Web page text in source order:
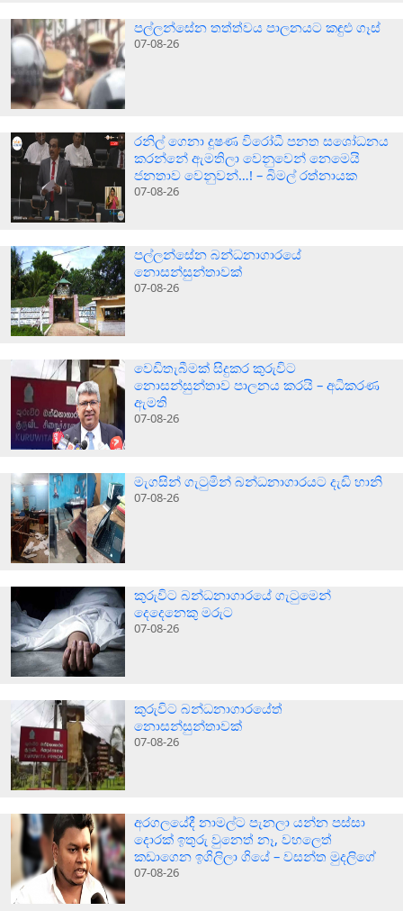
පල්ලන්සේන තත්ත්වය පාලනයට කඳුළු ගෑස්
07-08-26
රනිල් ගෙනා දූෂණ විරෝධී පනත සශෝධනය
කරන්නේ ඇමතිලා වෙනුවෙන් නෙමෙයි
ජනතාව වෙනුවන්…! – බිමල් රත්නායක
07-08-26
පල්ලන්සේන බන්ධනාගාරයේ
නොසන්සුන්තාවක්
07-08-26
වෙඩිතැබීමක් සිදුකර කුරුවිට
නොසන්සුන්තාව පාලනය කරයි – අධිකරණ
ඇමති
07-08-26
මැගසින් ගැටුමින් බන්ධනාගාරයට දැඩි හානි
07-08-26
කුරුවිට බන්ධනාගාරයේ ගැටුමෙන්
දෙදෙනෙකු මරුට
07-08-26
කුරුවිට බන්ධනාගාරයේත්
නොසන්සුන්තාවක්
07-08-26
අරගලයේදී නාමල්ට පැනලා යන්න පස්ස‍ා
දොරක් ඉතුරු වුනෙත් නෑ, වහලෙත්
කඩාගෙන ඉගිලිලා ගියේ – වසන්ත මුදලිගේ
07-08-26